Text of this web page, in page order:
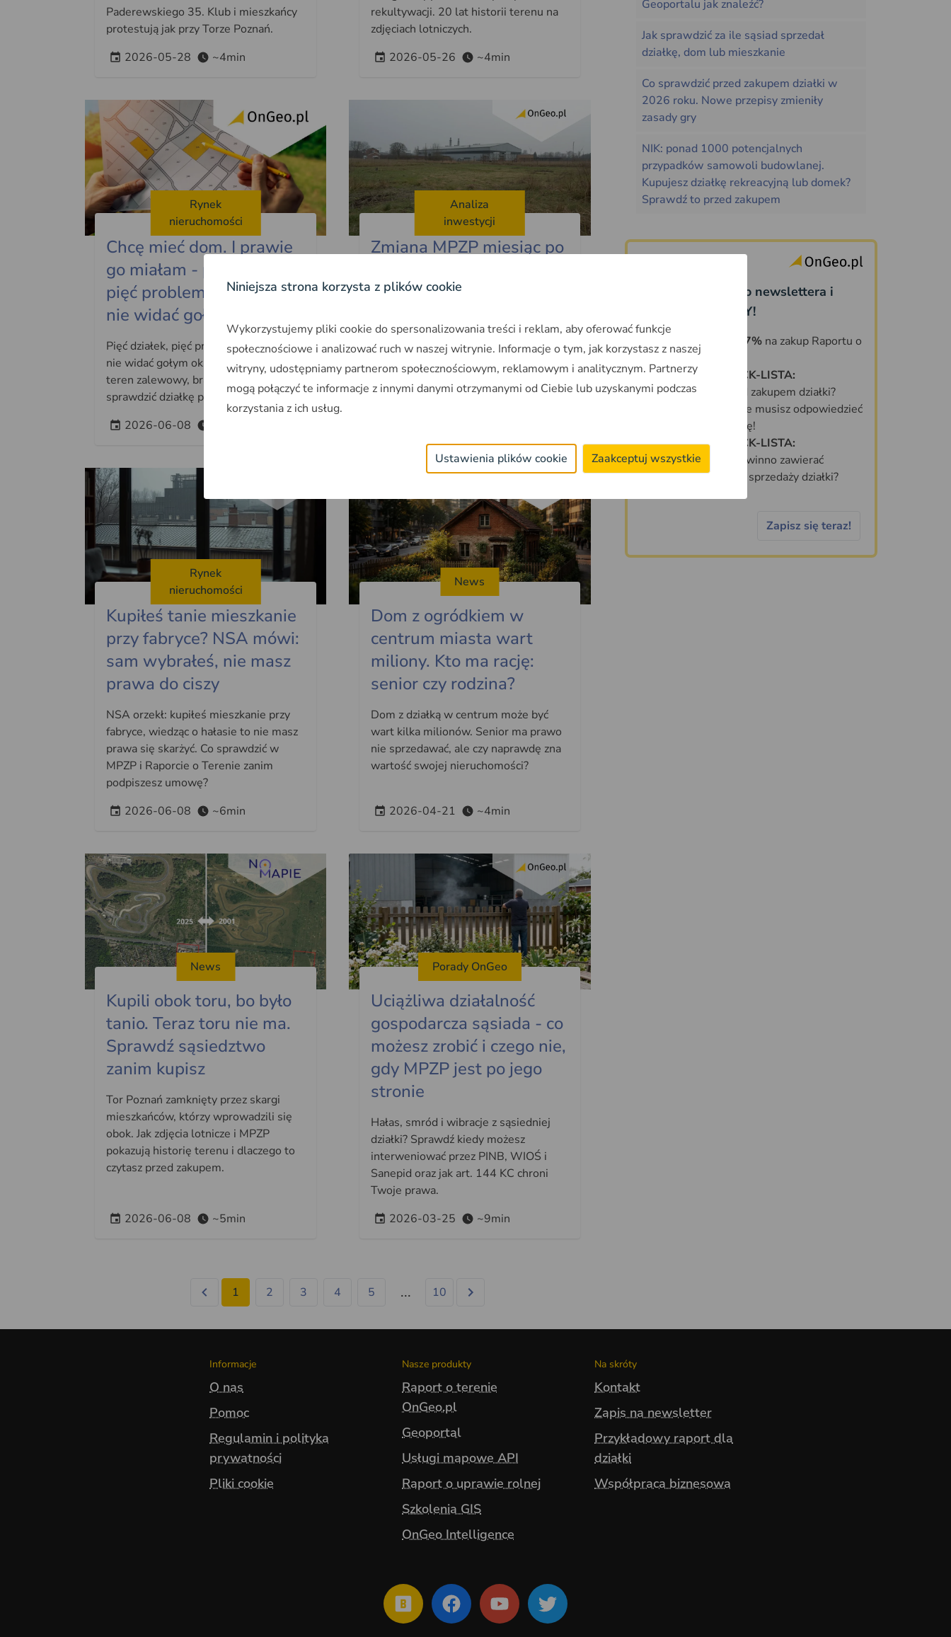
Paderewskiego 35. Klub i mieszkańcy
protestują jak przy Torze Poznań.
2026-05-28
~4min
rekultywacji. 20 lat historii terenu na
zdjęciach lotniczych.
2026-05-26
~4min
Rynek
nieruchomości
Chcę mieć dom. I prawie
go miałam - pięć działek,
pięć problemów których
nie widać gołym okiem
Pięć działek, pięć problemów których
nie widać gołym okiem. Oczyszczalnia,
teren zalewowy, brak drogi. Jak
sprawdzić działkę przed zakupem?
2026-06-08
Analiza
inwestycji
Zmiana MPZP miesiąc po
która może przydarzyć się
Adam i Justyna kupili działkę
budowlaną. Miesiąc później gmina
zmieniła MPZP. Rok później w 100
metrach stanęła hala produkcyjna.
Rynek
nieruchomości
Kupiłeś tanie mieszkanie
przy fabryce? NSA mówi:
sam wybrałeś, nie masz
prawa do ciszy
NSA orzekł: kupiłeś mieszkanie przy
fabryce, wiedząc o hałasie to nie masz
prawa się skarżyć. Co sprawdzić w
MPZP i Raporcie o Terenie zanim
podpiszesz umowę?
2026-06-08
~6min
News
Dom z ogródkiem w
centrum miasta wart
miliony. Kto ma rację:
senior czy rodzina?
Dom z działką w centrum może być
wart kilka milionów. Senior ma prawo
nie sprzedawać, ale czy naprawdę zna
wartość swojej nieruchomości?
2026-04-21 ~4min
News
Kupili obok toru, bo było
tanio. Teraz toru nie ma.
Sprawdź sąsiedztwo
zanim kupisz
Tor Poznań zamknięty przez skargi
mieszkańców, którzy wprowadzili się
obok. Jak zdjęcia lotnicze i MPZP
pokazują historię terenu i dlaczego to
czytasz przed zakupem.
2026-06-08 ~5min
Porady OnGeo
Uciążliwa działalność
gospodarcza sąsiada - co
możesz zrobić i czego nie,
gdy MPZP jest po jego
stronie
Hałas, smród i wibracje z sąsiedniej
działki? Sprawdź kiedy możesz
interweniować przez PINB, WIOŚ i
Sanepid oraz jak art. 144 KC chroni
Twoje prawa.
2026-03-25
~9min
1 2 3 4 5 ... 10
Geoportalu jak znaleźć?
Jak sprawdzić za ile sąsiad sprzedał
działkę, dom lub mieszkanie
Co sprawdzić przed zakupem działki w
2026 roku. Nowe przepisy zmieniły
zasady gry
NIK: ponad 1000 potencjalnych
przypadków samowoli budowlanej.
Kupujesz działkę rekreacyjną lub domek?
Sprawdź to przed zakupem
Dołącz do naszego newslettera i
odbierz PREZENTY!
KOD ZNIŻKOWY 7%na zakup Raportu o
Terenie OnGeo.pl
DARMOWA CHECK-LISTA:
Co sprawdzić przed zakupem działki?
70 PYTAŃ, na które musisz odpowiedzieć
zanim kupisz działkę!
DARMOWA CHECK-LISTA:
Jakie informacje powinno zawierać
idealne ogłoszenie sprzedaży działki?
Zapisz się teraz!
Informacje
O nas
Pomoc
Regulamin i polityka
prywatności
Pliki cookie
Nasze produkty
Raport o terenie
OnGeo.pl
Geoportal
Usługi mapowe API
Raport o uprawie rolnej
Szkolenia GIS
OnGeo Intelligence
Na skróty
Kontakt
Zapis na newsletter
Przykładowy raport dla
działki
Współpraca biznesowa
Niniejsza strona korzysta z plików cookie
Wykorzystujemy pliki cookie do spersonalizowania treści i reklam, aby oferować funkcje
społecznościowe i analizować ruch w naszej witrynie. Informacje o tym, jak korzystasz z naszej
witryny, udostępniamy partnerom społecznościowym, reklamowym i analitycznym. Partnerzy
mogą połączyć te informacje z innymi danymi otrzymanymi od Ciebie lub uzyskanymi podczas
korzystania z ich usług.
Ustawienia plików cookie Zaakceptuj wszystkie